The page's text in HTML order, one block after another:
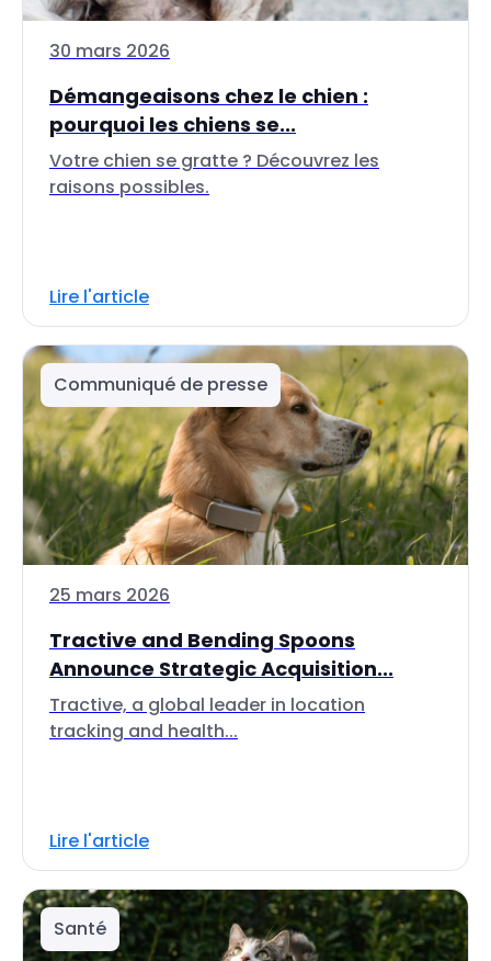
30 mars 2026
Démangeaisons chez le chien :
pourquoi les chiens se...
Votre chien se gratte ? Découvrez les
raisons possibles.
Lire l'article
Communiqué de presse
25 mars 2026
Tractive and Bending Spoons
Announce Strategic Acquisition...
Tractive, a global leader in location
tracking and health...
Lire l'article
Santé